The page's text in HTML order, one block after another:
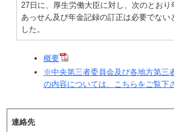
27日に、厚生労働大臣に対し、次のとお
あっせん及び年金記録の訂正は必要でない
した。
概要
※中央第三者委員会及び各地方第三
の内容については、こちらをご覧下
連絡先